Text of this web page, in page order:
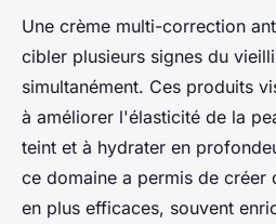
Une crème multi-correction
cibler plusieurs signes du
simultanément. Ces produits
à améliorer l'élasticité de la
teint et à hydrater en
ce domaine a permis de créer
en plus efficaces, souvent